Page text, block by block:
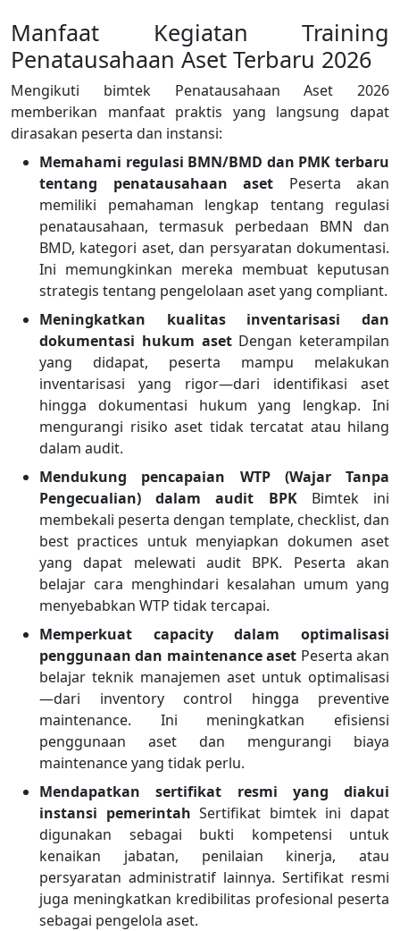
Manfaat Kegiatan Training
Penatausahaan Aset Terbaru 2026
Mengikuti bimtek Penatausahaan Aset 2026
memberikan manfaat praktis yang langsung dapat
dirasakan peserta dan instansi:
Memahami regulasi BMN/BMD dan PMK terbaru
tentang penatausahaan aset
Peserta akan
memiliki pemahaman lengkap tentang regulasi
penatausahaan, termasuk perbedaan BMN dan
BMD, kategori aset, dan persyaratan dokumentasi.
Ini memungkinkan mereka membuat keputusan
strategis tentang pengelolaan aset yang compliant.
Meningkatkan kualitas inventarisasi dan
dokumentasi hukum aset Dengan keterampilan
yang didapat, peserta mampu melakukan
inventarisasi yang rigor—dari identifikasi aset
hingga dokumentasi hukum yang lengkap. Ini
mengurangi risiko aset tidak tercatat atau hilang
dalam audit.
Mendukung pencapaian WTP (Wajar Tanpa
Pengecualian) dalam audit BPK
Bimtek ini
membekali peserta dengan template, checklist, dan
best practices untuk menyiapkan dokumen aset
yang dapat melewati audit BPK. Peserta akan
belajar cara menghindari kesalahan umum yang
menyebabkan WTP tidak tercapai.
Memperkuat capacity dalam optimalisasi
penggunaan dan maintenance aset Peserta akan
belajar teknik manajemen aset untuk optimalisasi
—dari inventory control hingga preventive
maintenance. Ini meningkatkan efisiensi
penggunaan aset dan mengurangi biaya
maintenance yang tidak perlu.
Mendapatkan sertifikat resmi yang diakui
instansi pemerintah Sertifikat bimtek ini dapat
digunakan sebagai bukti kompetensi untuk
kenaikan jabatan, penilaian kinerja, atau
persyaratan administratif lainnya. Sertifikat resmi
juga meningkatkan kredibilitas profesional peserta
sebagai pengelola aset.